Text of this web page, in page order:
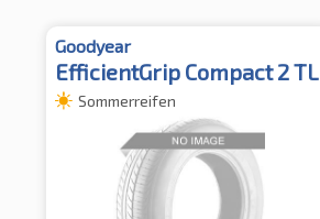
Goodyear
EfficientGrip Compact 2 TL
Sommerreifen